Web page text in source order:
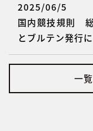
2025/06/5
国内競技規則
とブルテン発行
一